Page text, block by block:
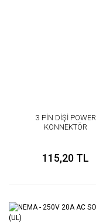
3 PİN DİŞİ POWER
KONNEKTÖR
115,20 TL